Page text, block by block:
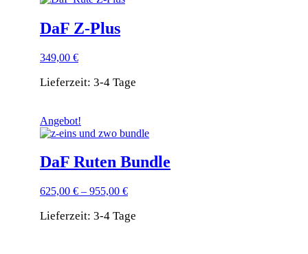
DaF Z‑Plus
349,00 €
Lieferzeit: 3-4 Tage
Angebot!
DaF Ruten Bundle
625,00 € – 955,00 €
Lieferzeit: 3-4 Tage